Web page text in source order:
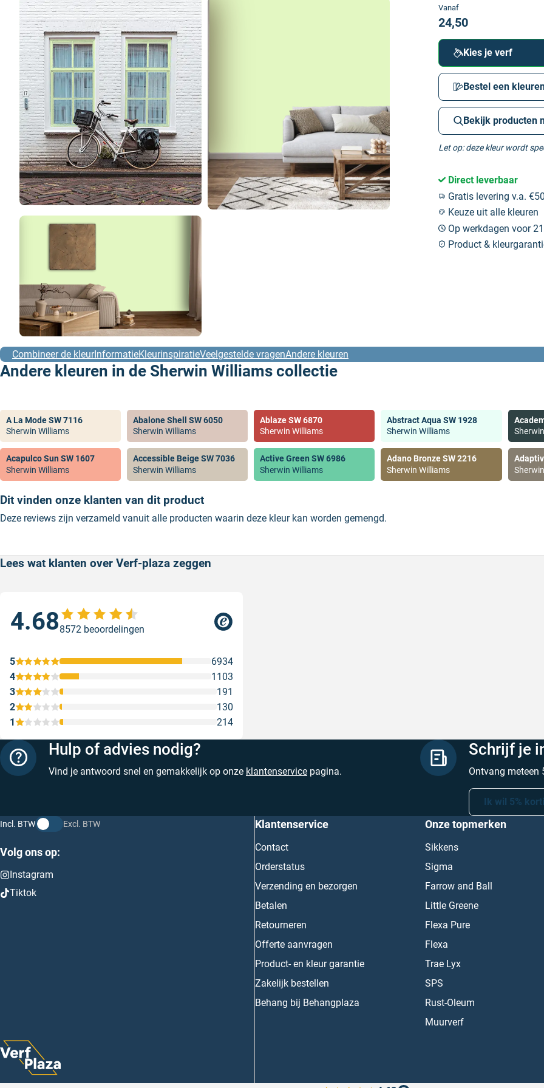
Vanaf
24,50
Kies je verf
Bestel een
Bekijk producten
Let op: deze kleur wordt
Direct leverbaar
Gratis levering v.a.
Keuze uit alle kleuren
Op werkdagen voor
Product &
Combineer de kleurInformatieKleurinspiratieVeelgestelde vragenAndere kleuren
Andere kleuren in de Sherwin Williams collectie
A La Mode SW 7116
Sherwin Williams
Abalone Shell SW 6050
Sherwin Williams
Ablaze SW 6870
Sherwin Williams
Abstract Aqua SW 1928
Sherwin Williams
Acapulco Sun SW 1607
Sherwin Williams
Accessible Beige SW 7036
Sherwin Williams
Active Green SW 6986
Sherwin Williams
Adano Bronze SW 2216
Sherwin Williams
Dit vinden onze klanten van dit product
Deze reviews zijn verzameld vanuit alle producten waarin deze kleur kan worden gemengd.
Lees wat klanten over Verf-plaza zeggen
4.688572 beoordelingen
1 214
2 130
3 191
4 1103
5 6934
Hulp of advies nodig?
Vind je antwoord snel en gemakkelijk op onze klantenservice pagina.
Schrijf je
Ontvang meteen
Ik wil 5%
Incl. BTW Excl. BTW
Volg ons op:
Instagram
Tiktok
Klantenservice
Contact
Orderstatus
Verzending en bezorgen
Betalen
Retourneren
Offerte aanvragen
Product- en kleur garantie
Zakelijk bestellen
Behang bij Behangplaza
Onze topmerken
Sikkens
Sigma
Farrow and Ball
Little Greene
Flexa Pure
Flexa
Trae Lyx
SPS
Rust-Oleum
Muurverf